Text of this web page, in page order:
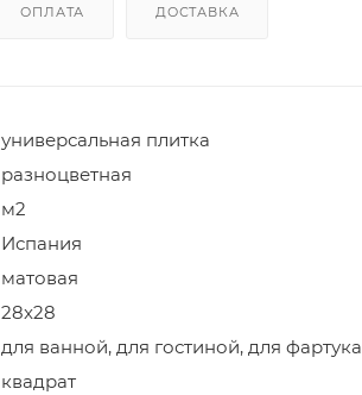
ОПЛАТА ДОСТАВКА
универсальная плитка
разноцветная
м2
Испания
матовая
28x28
для ванной, для гостиной, для фартука
квадрат